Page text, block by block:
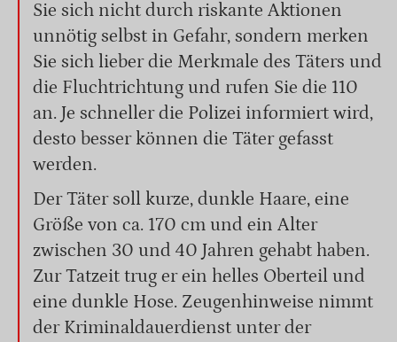
Sie sich nicht durch riskante Aktionen
unnötig selbst in Gefahr, sondern merken
Sie sich lieber die Merkmale des Täters und
die Fluchtrichtung und rufen Sie die 110
an. Je schneller die Polizei informiert wird,
desto besser können die Täter gefasst
werden.
Der Täter soll kurze, dunkle Haare, eine
Größe von ca. 170 cm und ein Alter
zwischen 30 und 40 Jahren gehabt haben.
Zur Tatzeit trug er ein helles Oberteil und
eine dunkle Hose. Zeugenhinweise nimmt
der Kriminaldauerdienst unter der